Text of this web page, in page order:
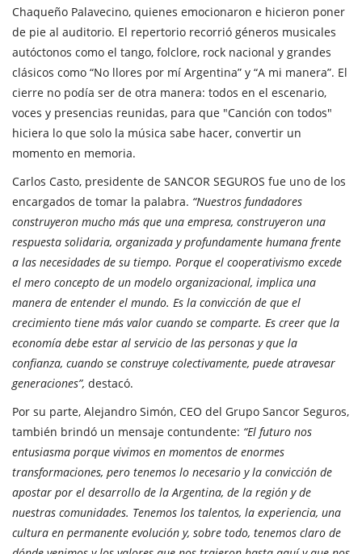
Chaqueño Palavecino, quienes emocionaron e hicieron poner
de pie al auditorio. El repertorio recorrió géneros musicales
autóctonos como el tango, folclore, rock nacional y grandes
clásicos como “No llores por mí Argentina” y “A mi manera”. El
cierre no podía ser de otra manera: todos en el escenario,
voces y presencias reunidas, para que "Canción con todos"
hiciera lo que solo la música sabe hacer, convertir un
momento en memoria.
Carlos Casto, presidente de SANCOR SEGUROS fue uno de los
encargados de tomar la palabra. “Nuestros fundadores
construyeron mucho más que una empresa, construyeron una
respuesta solidaria, organizada y profundamente humana frente
a las necesidades de su tiempo. Porque el cooperativismo excede
el mero concepto de un modelo organizacional, implica una
manera de entender el mundo. Es la convicción de que el
crecimiento tiene más valor cuando se comparte. Es creer que la
economía debe estar al servicio de las personas y que la
confianza, cuando se construye colectivamente, puede atravesar
generaciones”, destacó.
Por su parte, Alejandro Simón, CEO del Grupo Sancor Seguros,
también brindó un mensaje contundente: “El futuro nos
entusiasma porque vivimos en momentos de enormes
transformaciones, pero tenemos lo necesario y la convicción de
apostar por el desarrollo de la Argentina, de la región y de
nuestras comunidades. Tenemos los talentos, la experiencia, una
cultura en permanente evolución y, sobre todo, tenemos claro de